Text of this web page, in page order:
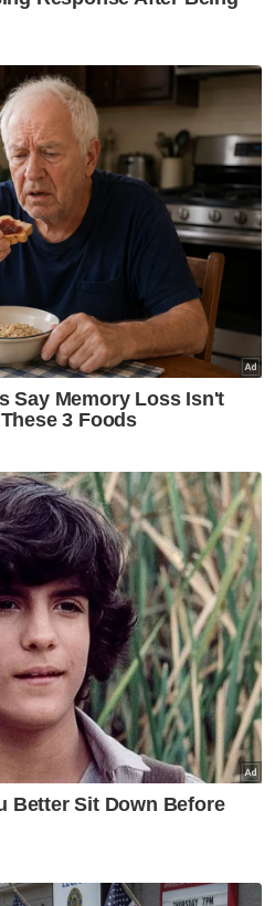
seumpama ini
ke semasa bagi
syarat dan
demi menjaga
kawasan
RM20,000 pamer logo halal
MBSA kepada taman
bot penumpang, langgar
Harian.Klik di sini!
kajian selidik kami dan
tunai.
×
anda?